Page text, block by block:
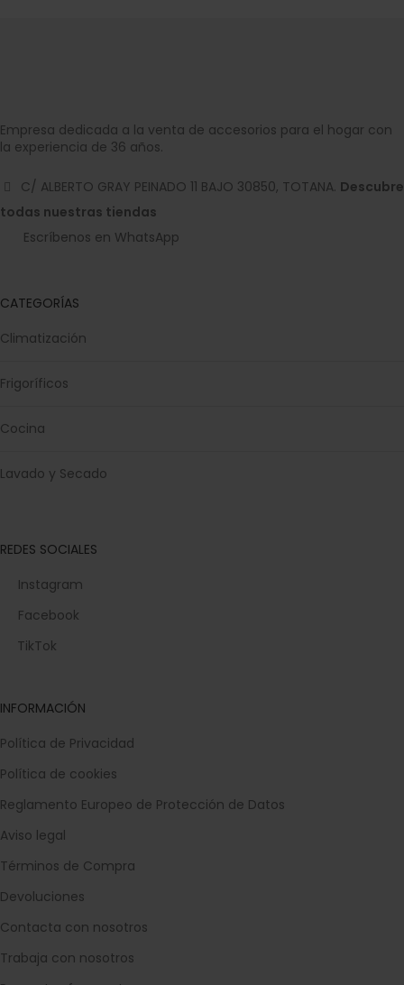
Empresa dedicada a la venta de accesorios para el hogar con
la experiencia de 36 años.
C/ ALBERTO GRAY PEINADO 11 BAJO 30850, TOTANA. Descubre
todas nuestras tiendas
Escríbenos en WhatsApp
CATEGORÍAS
Climatización
Frigoríficos
Cocina
Lavado y Secado
REDES SOCIALES
Instagram
Facebook
TikTok
INFORMACIÓN
Política de Privacidad
Política de cookies
Reglamento Europeo de Protección de Datos
Aviso legal
Términos de Compra
Devoluciones
Contacta con nosotros
Trabaja con nosotros